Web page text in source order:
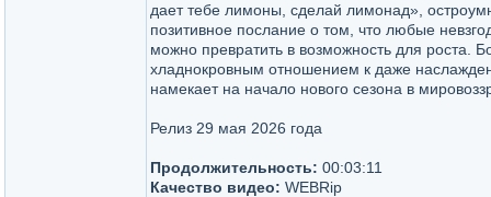
дает тебе лимоны, сделай лимонад»,
позитивное послание о том, что любые
можно превратить в возможность для роста.
хладнокровным отношением к даже
намекает на начало нового сезона в
Релиз 29 мая 2026 года
Продолжительность: 00:03:11
Качество видео: WEBRip